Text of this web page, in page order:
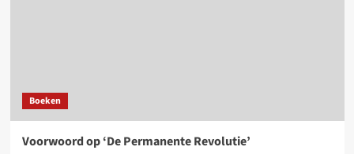
Boeken
Voorwoord op ‘De Permanente Revolutie’